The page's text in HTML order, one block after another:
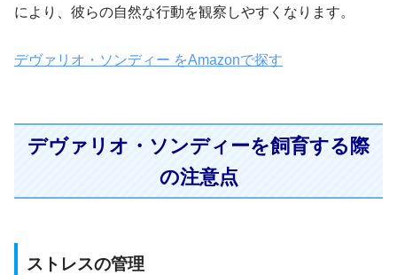
により、彼らの自然な行動を観察しやすくなります。
デヴァリオ・ソンディー をAmazonで探す
デヴァリオ・ソンディーを飼育する際
の注意点
ストレスの管理